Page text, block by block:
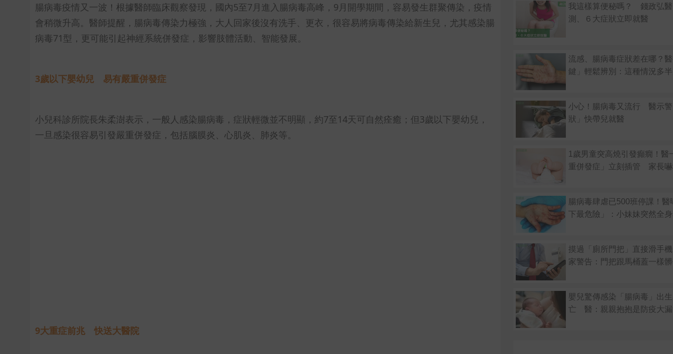
腸病毒疫情又一波！根據醫師臨床觀察發現，國內5至7月進入腸病毒高峰，9月開學期間，容易發生群聚傳染，疫情
會稍微升高。醫師提醒，腸病毒傳染力極強，大人回家後沒有洗手、更衣，很容易將病毒傳染給新生兒，尤其感染腸
病毒71型，更可能引起神經系統併發症，影響肢體活動、智能發展。
3歲以下嬰幼兒 易有嚴重併發症
小兒科診所院長朱柔澍表示，一般人感染腸病毒，症狀輕微並不明顯，約7至14天可自然痊癒；但3歲以下嬰幼兒，
一旦感染很容易引發嚴重併發症，包括腦膜炎、心肌炎、肺炎等。
9大重症前兆 快送大醫院
我這樣算便秘嗎？ 錢政弘
測、６大症狀立即就醫
流感、腸病毒症狀差在哪？
鍵」輕鬆辨別：這種情況多
小心！腸病毒又流行 醫示
狀」快帶兒就醫
1歲男童突高燒引發癲癇！醫
重併發症」立刻插管 家長
腸病毒肆虐已500班停課！醫
下最危險」：小妹妹突然全
摸過「廁所門把」直接滑手
家警告：門把跟馬桶蓋一樣
嬰兒驚傳感染「腸病毒」出
亡 醫：親親抱抱是防疫大